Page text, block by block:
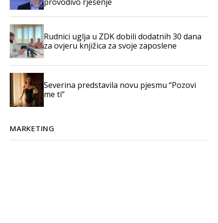
Rudnici uglja u ZDK dobili dodatnih 30 dana
za ovjeru knjižica za svoje zaposlene
Severina predstavila novu pjesmu “Pozovi
me ti”
MARKETING